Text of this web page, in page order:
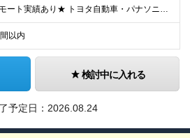
★リモート実績あり★ トヨタ自動車・パナソニック・東芝など大手メーカーでのポストも多数！ 全国の取引先での就業となります（沖縄を除く） 『地元で働きたい』という希望に、業界トップクラス約7,00
以内
検討中に入れる
予定日： 2026.08.24